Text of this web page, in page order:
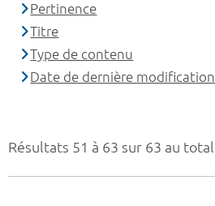
Résultats 51 à 63 sur 63 au total
Pertinence
Titre
Type de contenu
Date de dernière modification